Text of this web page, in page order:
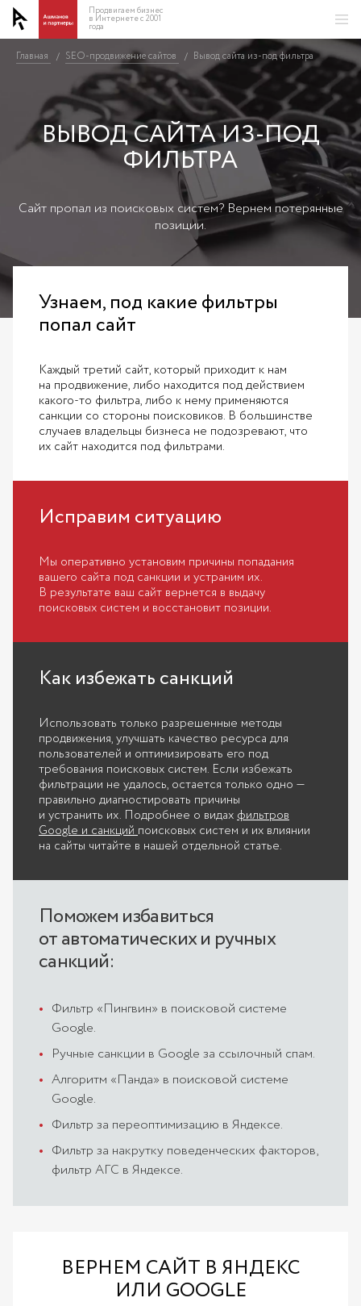
Продвигаем бизнес
в Интернете с 2001
года
ВЫВОД САЙТА ИЗ-ПОД
ФИЛЬТРА
Сайт пропал из поисковых систем? Вернем потерянные
позиции.
Главная / SEO-продвижение сайтов / Вывод сайта из-под фильтра
Узнаем, под какие фильтры
попал сайт
Каждый третий сайт, который приходит к нам
на продвижение, либо находится под действием
какого-то фильтра, либо к нему применяются
санкции со стороны поисковиков. В большинстве
случаев владельцы бизнеса не подозревают, что
их сайт находится под фильтрами.
Исправим ситуацию
Мы оперативно установим причины попадания
вашего сайта под санкции и устраним их.
В результате ваш сайт вернется в выдачу
поисковых систем и восстановит позиции.
Как избежать санкций
Использовать только разрешенные методы
продвижения, улучшать качество ресурса для
пользователей и оптимизировать его под
требования поисковых систем. Если избежать
фильтрации не удалось, остается только одно —
правильно диагностировать причины
и устранить их. Подробнее о видахфильтров
Google и санкций поисковых систем и их влиянии
на сайты читайте в нашей отдельной статье.
Поможем избавиться
от автоматических и ручных
санкций:
Фильтр «Пингвин» в поисковой системе
Google.
Ручные санкции в Google за ссылочный спам.
Алгоритм «Панда» в поисковой системе
Google.
Фильтр за переоптимизацию в Яндексе.
Фильтр за накрутку поведенческих факторов,
фильтр АГС в Яндексе.
ВЕРНЕМ САЙТ В ЯНДЕКС
ИЛИ GOOGLE